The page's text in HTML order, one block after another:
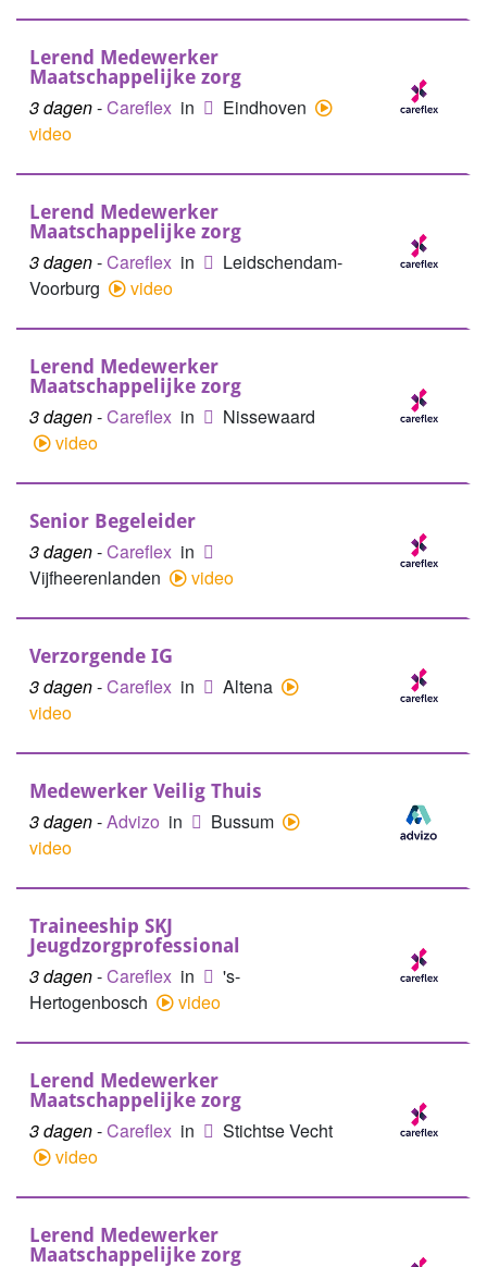
Lerend Medewerker
Maatschappelijke zorg
3 dagen-Careflex in
Eindhoven
video
Lerend Medewerker
Maatschappelijke zorg
3 dagen-Careflex in
Leidschendam-
Voorburg
video
Lerend Medewerker
Maatschappelijke zorg
3 dagen-Careflex in
Nissewaard
video
Senior Begeleider
3 dagen-Careflex in
Vijfheerenlanden
video
Verzorgende IG
3 dagen-Careflex in
Altena
video
Medewerker Veilig Thuis
3 dagen-Advizo in
Bussum
video
Traineeship SKJ
Jeugdzorgprofessional
3 dagen-Careflex in
's-
Hertogenbosch
video
Lerend Medewerker
Maatschappelijke zorg
3 dagen-Careflex in
Stichtse Vecht
video
Lerend Medewerker
Maatschappelijke zorg